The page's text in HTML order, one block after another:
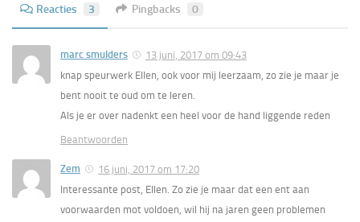
Reacties 3 Pingbacks 0
marc smulders
13 juni, 2017 om 09:43
knap speurwerk Ellen, ook voor mij leerzaam, zo zie je maar je
bent nooit te oud om te leren.
Als je er over nadenkt een heel voor de hand liggende reden
Beantwoorden
Zem
16 juni, 2017 om 17:20
Interessante post, Ellen. Zo zie je maar dat een ent aan
voorwaarden mot voldoen, wil hij na jaren geen problemen